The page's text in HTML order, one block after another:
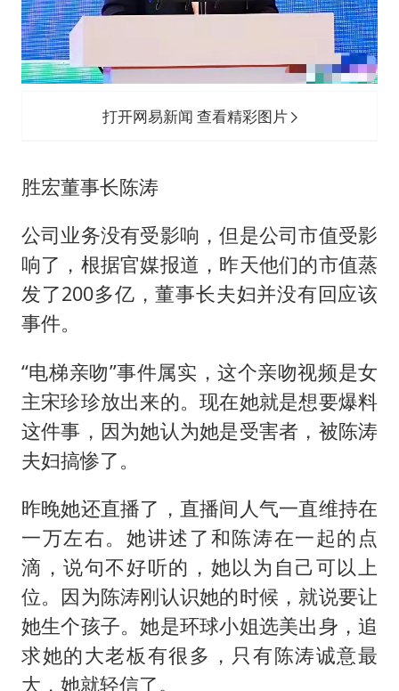
打开网易新闻 查看精彩图片
胜宏董事长陈涛
公司业务没有受影响，但是公司市值受影
响了，根据官媒报道，昨天他们的市值蒸
发了200多亿，董事长夫妇并没有回应该
事件。
“电梯亲吻”事件属实，这个亲吻视频是女
主宋珍珍放出来的。现在她就是想要爆料
这件事，因为她认为她是受害者，被陈涛
夫妇搞惨了。
昨晚她还直播了，直播间人气一直维持在
一万左右。她讲述了和陈涛在一起的点
滴，说句不好听的，她以为自己可以上
位。因为陈涛刚认识她的时候，就说要让
她生个孩子。她是环球小姐选美出身，追
求她的大老板有很多，只有陈涛诚意最
大，她就轻信了。